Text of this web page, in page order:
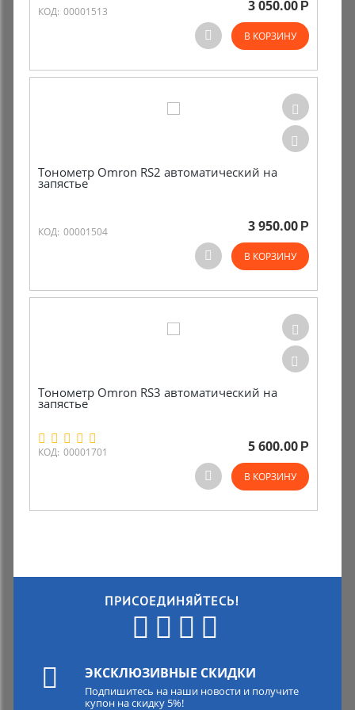
Прокат средств реабилитации
КОД: 00001513 3 050.00 Р
В КОРЗИНУ
Тонометр Omron RS2 автоматический на
запястье
КОД: 00001504 3 950.00 Р
В КОРЗИНУ
Тонометр Omron RS3 автоматический на
запястье
КОД: 00001701 5 600.00 Р
В КОРЗИНУ
ПРИСОЕДИНЯЙТЕСЬ!
ЭКСКЛЮЗИВНЫЕ СКИДКИ
Подпишитесь на наши новости и получите
купон на скидку 5%!